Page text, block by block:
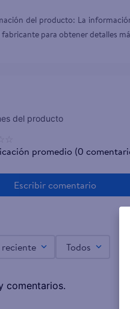
del producto: La
para obtener detalles
promedio (0
reciente Todos
comentarios.